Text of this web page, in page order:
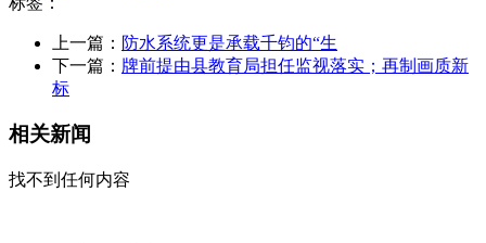
上一篇： 防水系统更是承载千钧的“生
下一篇： 牌前提由县教育局担任监视落实；再制画质新
标
相关新闻
找不到任何内容